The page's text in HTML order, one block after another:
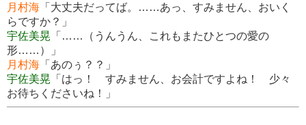
月村海 「大丈夫だってば。……あっ、すみません、おいく
らですか？」
宇佐美晃 「……（うんうん、これもまたひとつの愛の
形……）」
月村海 「あのぅ？？」
宇佐美晃 「はっ！ すみません、お会計ですよね！ 少々
お待ちくださいね！」